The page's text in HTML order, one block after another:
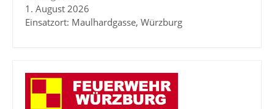
1. August 2026
Einsatzort: Maulhardgasse, Würzburg